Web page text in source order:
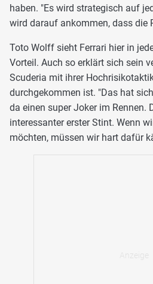
haben. "Es wird strategisch auf
wird darauf ankommen, dass die
Toto Wolff sieht Ferrari hier in
Vorteil. Auch so erklärt sich sein
Scuderia mit ihrer
durchgekommen ist. "Das hat
da einen super Joker im Rennen.
interessanter erster Stint. Wenn
möchten, müssen wir hart dafür